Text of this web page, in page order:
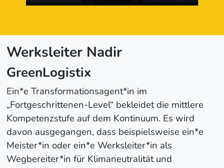
Werksleiter Nadir
GreenLogistix
Ein*e Transformationsagent*in im
„Fortgeschrittenen-Level“ bekleidet die mittlere
Kompetenzstufe auf dem Kontinuum. Es wird
davon ausgegangen, dass beispielsweise ein*e
Meister*in oder ein*e Werksleiter*in als
Wegbereiter*in für Klimaneutralität und